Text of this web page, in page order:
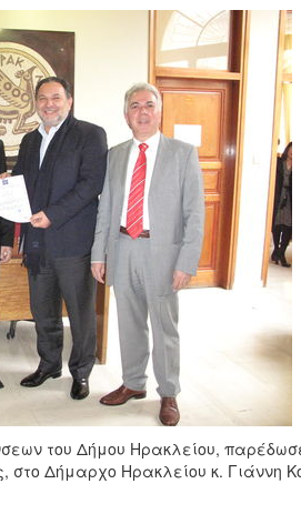
του Δήμου Ηρακλείου,
στο Δήμαρχο Ηρακλείου κ. Γιάννη